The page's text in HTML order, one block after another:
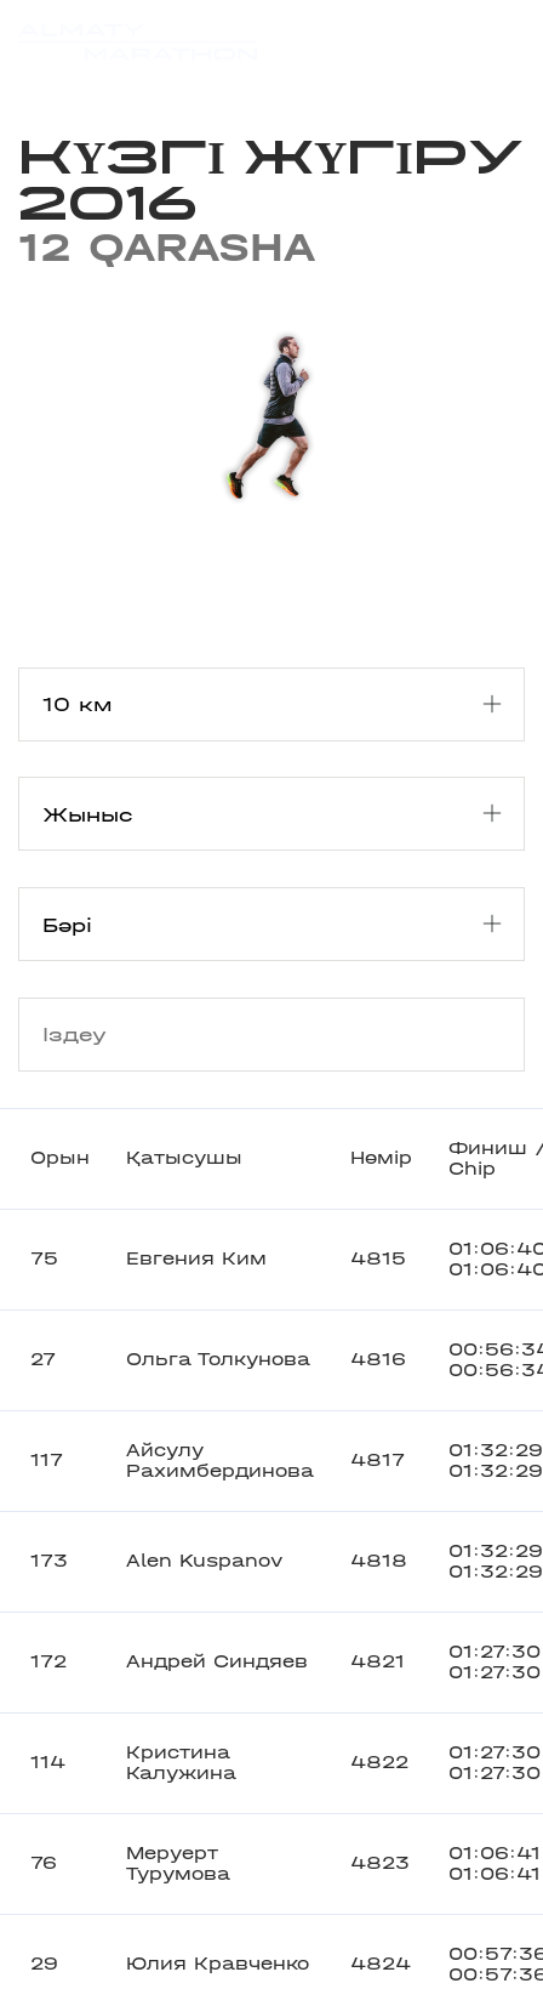
КҮЗГІ ЖҮГІРУ
2016
12 QARASHA
Орын Қатысушы Нөмір
Финиш
Chip
75 Евгения Ким 4815
27 Ольга Толкунова 4816
117
Айсулу
Рахимбердинова
4817
01:32:29
01:32:29
173 Alen Kuspanov 4818
01:32:29
01:32:29
172 Андрей Синдяев 4821
01:27:30
01:27:30
114
Кристина
Калужина
4822
01:27:30
01:27:30
76
Меруерт
Турумова
4823
01:06:41
01:06:41
29 Юлия Кравченко 4824